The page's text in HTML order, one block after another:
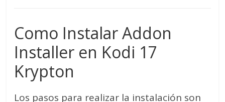
Como Instalar Addon
Installer en Kodi 17
Krypton
Los pasos para realizar la instalación son